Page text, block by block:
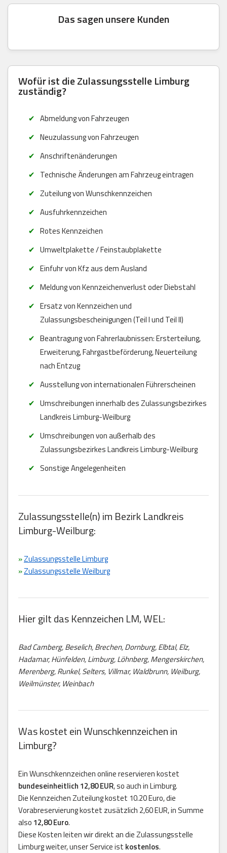
Das sagen unsere Kunden
Wofür ist die Zulassungsstelle Limburg
zuständig?
Abmeldung von Fahrzeugen
Neuzulassung von Fahrzeugen
Anschriftenänderungen
Technische Änderungen am Fahrzeug eintragen
Zuteilung von Wunschkennzeichen
Ausfuhrkennzeichen
Rotes Kennzeichen
Umweltplakette / Feinstaubplakette
Einfuhr von Kfz aus dem Ausland
Meldung von Kennzeichenverlust oder Diebstahl
Ersatz von Kennzeichen und
Zulassungsbescheinigungen (Teil I und Teil II)
Beantragung von Fahrerlaubnissen: Ersterteilung,
Erweiterung, Fahrgastbeförderung, Neuerteilung
nach Entzug
Ausstellung von internationalen Führerscheinen
Umschreibungen innerhalb des Zulassungsbezirkes
Landkreis Limburg-Weilburg
Umschreibungen von außerhalb des
Zulassungsbezirkes Landkreis Limburg-Weilburg
Sonstige Angelegenheiten
Zulassungsstelle(n) im Bezirk Landkreis
Limburg-Weilburg:
»Zulassungsstelle Limburg
»Zulassungsstelle Weilburg
Hier gilt das Kennzeichen LM, WEL:
Bad Camberg, Beselich, Brechen, Dornburg, Elbtal, Elz,
Hadamar, Hünfelden, Limburg, Löhnberg, Mengerskirchen,
Merenberg, Runkel, Selters, Villmar, Waldbrunn, Weilburg,
Weilmünster, Weinbach
Was kostet ein Wunschkennzeichen in
Limburg?
Ein Wunschkennzeichen online reservieren kostet
bundeseinheitlich 12,80 EUR, so auch in Limburg.
Die Kennzeichen Zuteilung kostet 10.20 Euro, die
Vorabreservierung kostet zusätzlich 2,60 EUR, in Summe
also 12,80 Euro.
Diese Kosten leiten wir direkt an die Zulassungsstelle
Limburg weiter, unser Service ist kostenlos.